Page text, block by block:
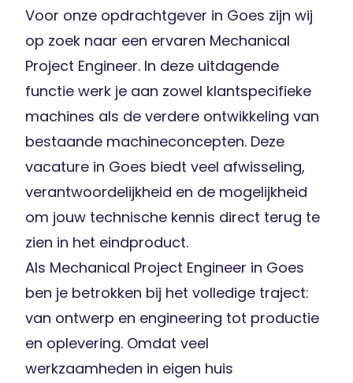
Voor onze opdrachtgever in Goes zijn wij
op zoek naar een ervaren Mechanical
Project Engineer. In deze uitdagende
functie werk je aan zowel klantspecifieke
machines als de verdere ontwikkeling van
bestaande machineconcepten. Deze
vacature in Goes biedt veel afwisseling,
verantwoordelijkheid en de mogelijkheid
om jouw technische kennis direct terug te
zien in het eindproduct.
Als Mechanical Project Engineer in Goes
ben je betrokken bij het volledige traject:
van ontwerp en engineering tot productie
en oplevering. Omdat veel
werkzaamheden in eigen huis